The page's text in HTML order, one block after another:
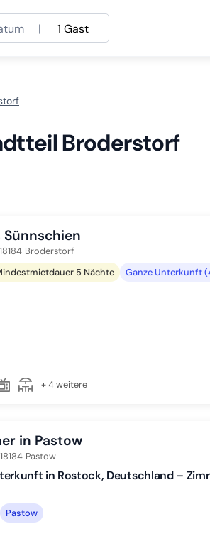
| 1 Gast
Broderstorf
18184 Broderstorf
5 Nächte Ganze Unterkunft
+ 4 weitere
in Pastow
18184 Pastow
in Rostock, Deutschland –
Pastow